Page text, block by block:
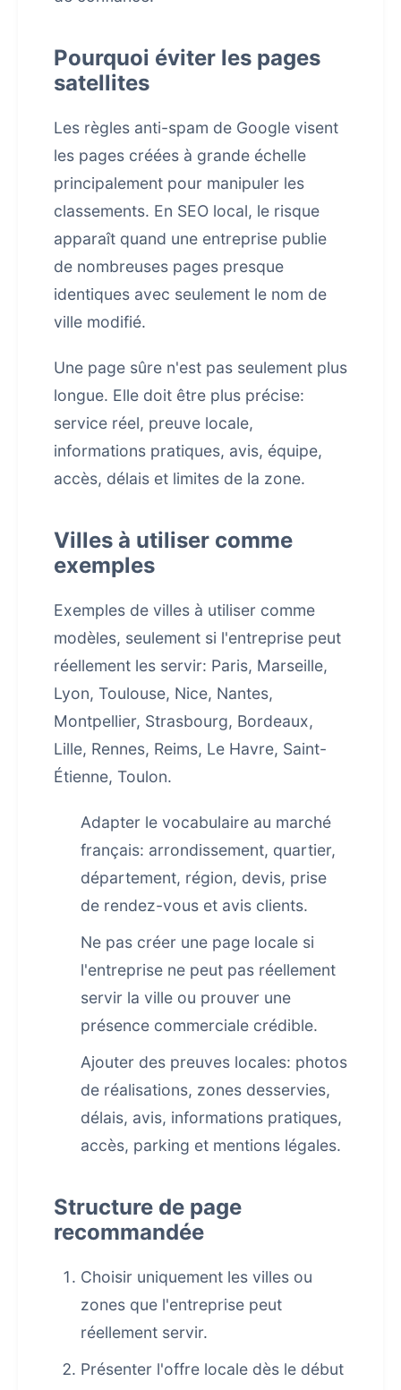
Pourquoi éviter les pages
satellites
Les règles anti-spam de Google visent
les pages créées à grande échelle
principalement pour manipuler les
classements. En SEO local, le risque
apparaît quand une entreprise publie
de nombreuses pages presque
identiques avec seulement le nom de
ville modifié.
Une page sûre n'est pas seulement plus
longue. Elle doit être plus précise:
service réel, preuve locale,
informations pratiques, avis, équipe,
accès, délais et limites de la zone.
Villes à utiliser comme
exemples
Exemples de villes à utiliser comme
modèles, seulement si l'entreprise peut
réellement les servir: Paris, Marseille,
Lyon, Toulouse, Nice, Nantes,
Montpellier, Strasbourg, Bordeaux,
Lille, Rennes, Reims, Le Havre, Saint-
Étienne, Toulon.
Adapter le vocabulaire au marché
français: arrondissement, quartier,
département, région, devis, prise
de rendez-vous et avis clients.
Ne pas créer une page locale si
l'entreprise ne peut pas réellement
servir la ville ou prouver une
présence commerciale crédible.
Ajouter des preuves locales: photos
de réalisations, zones desservies,
délais, avis, informations pratiques,
accès, parking et mentions légales.
Structure de page
recommandée
Choisir uniquement les villes ou
zones que l'entreprise peut
réellement servir.
Présenter l'offre locale dès le début